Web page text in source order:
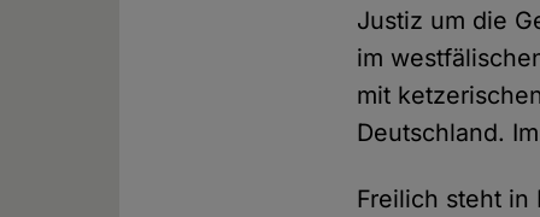
Justiz um die
im
mit
Deutschland.
Freilich steht